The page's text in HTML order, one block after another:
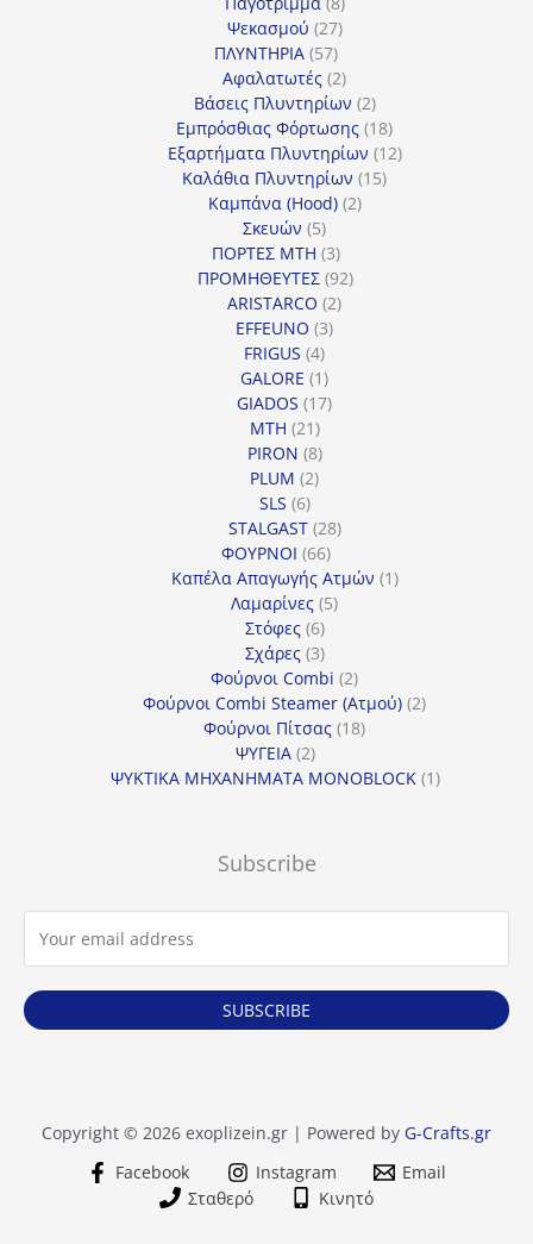
προϊόντα
Ψεκασμού 2727
προϊόντα
ΠΛΥΝΤΗΡΙΑ 5757
προϊόντα
Αφαλατωτές 22
προϊόντα
Βάσεις Πλυντηρίων 22
προϊόντα
Εμπρόσθιας Φόρτωσης 1818
προϊόντα
Εξαρτήματα Πλυντηρίων 1212
Καλάθια Πλυντηρίων 1515
Καμπάνα (Hood) 22
Σκευών 55
προϊόντα
ΠΟΡΤΕΣ MTH 33
προϊόντα
ΠΡΟΜΗΘΕΥΤΕΣ 9292
ARISTARCO 22
EFFEUNO 33
FRIGUS 44
προϊόντα
GALORE 11
προϊόν
GIADOS 1717
MTH 2121
προϊόντα
PIRON 88
προϊόντα
PLUM 22
SLS 66
προϊόντα
STALGAST 2828
ΦΟΥΡΝΟΙ 6666
προϊόντα
Καπέλα Απαγωγής Ατμών 11
Λαμαρίνες 55
Στόφες 66
προϊόντα
Σχάρες 33
προϊόντα
Φούρνοι Combi 22
προϊόντα
Φούρνοι Combi Steamer (Ατμού) 22
Φούρνοι Πίτσας 1818
ΨΥΓΕΙΑ 22
προϊόντα
ΨΥΚΤΙΚΑ ΜΗΧΑΝΗΜΑΤΑ MONOBLOCK 11
Subscribe
SUBSCRIBE
Copyright © 2026 exoplizein.gr | Powered by G-Crafts.gr
Facebook
Instagram
Email
Σταθερό
Κινητό